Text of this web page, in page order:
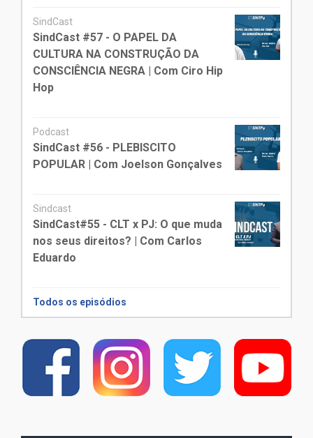
SindCast
SindCast #57 - O PAPEL DA
CULTURA NA CONSTRUÇÃO DA
CONSCIÊNCIA NEGRA | Com Ciro Hip
Hop
Podcast
SindCast #56 - PLEBISCITO
POPULAR | Com Joelson Gonçalves
Sindcast
SindCast#55 - CLT x PJ: O que muda
nos seus direitos? | Com Carlos
Eduardo
Todos os episódios